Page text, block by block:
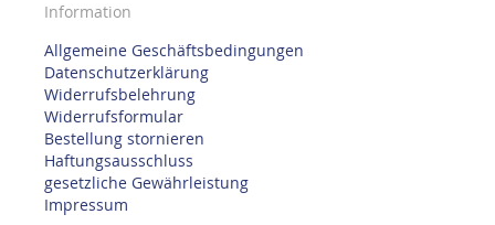
Information
Allgemeine Geschäftsbedingungen
Datenschutzerklärung
Widerrufsbelehrung
Widerrufsformular
Bestellung stornieren
Haftungsausschluss
gesetzliche Gewährleistung
Impressum